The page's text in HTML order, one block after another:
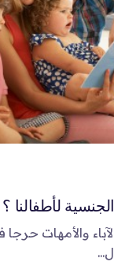
لأطفالنا ؟
والأمهات